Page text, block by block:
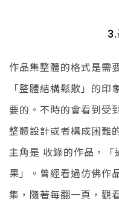
3.
作品集整體的格式是需
「整體結構鬆散」的
要的。不時的會看到受
整體設計或者構成困難
主角是 收錄的作品，
果」。曾經看過仿佛作
集，隨著每翻一頁，觀